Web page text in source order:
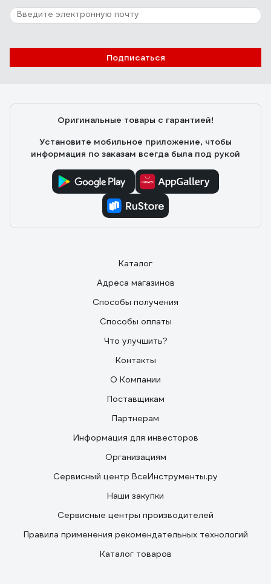
Подписаться
Оригинальные товары с гарантией!
Установите мобильное приложение, чтобы
информация по заказам всегда была под рукой
Каталог
Адреса магазинов
Способы получения
Способы оплаты
Что улучшить?
Контакты
О Компании
Поставщикам
Партнерам
Информация для инвесторов
Организациям
Сервисный центр ВсеИнструменты.ру
Наши закупки
Сервисные центры производителей
Правила применения рекомендательных технологий
Каталог товаров